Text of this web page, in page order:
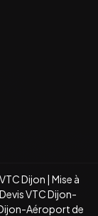
Dijon | Mise à
Devis VTC Dijon-
Aéroport de